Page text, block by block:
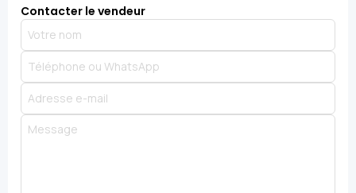
Contacter le vendeur